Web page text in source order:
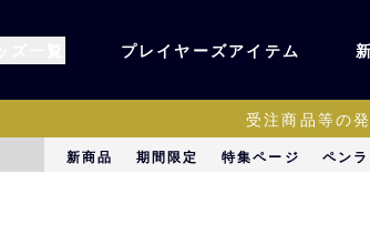
オーセンティック
プレイヤーズアイテム
受注商品等の
新商品 期間限定 特集ページ ペン